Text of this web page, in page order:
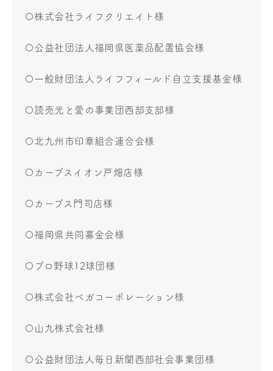
〇株式会社ライフクリエイト様
〇公益社団法人福岡県医薬品配置協会様
〇一般財団法人ライフフィールド自立支援基金様
〇読売光と愛の事業団西部支部様
〇北九州市印章組合連合会様
〇カーブスイオン戸畑店様
〇カーブス門司店様
〇福岡県共同募金会様
〇プロ野球12球団様
〇株式会社ベガコーポレーション様
〇山九株式会社様
〇公益財団法人毎日新聞西部社会事業団様